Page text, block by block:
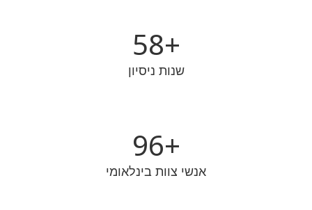
+
59
שנות ניסיון
+
98
אנשי צוות בינלאומי